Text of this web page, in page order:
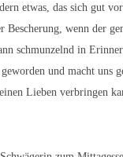
etwas, das sich gut
Bescherung, wenn der
schmunzelnd in
und macht
Lieben verbringen